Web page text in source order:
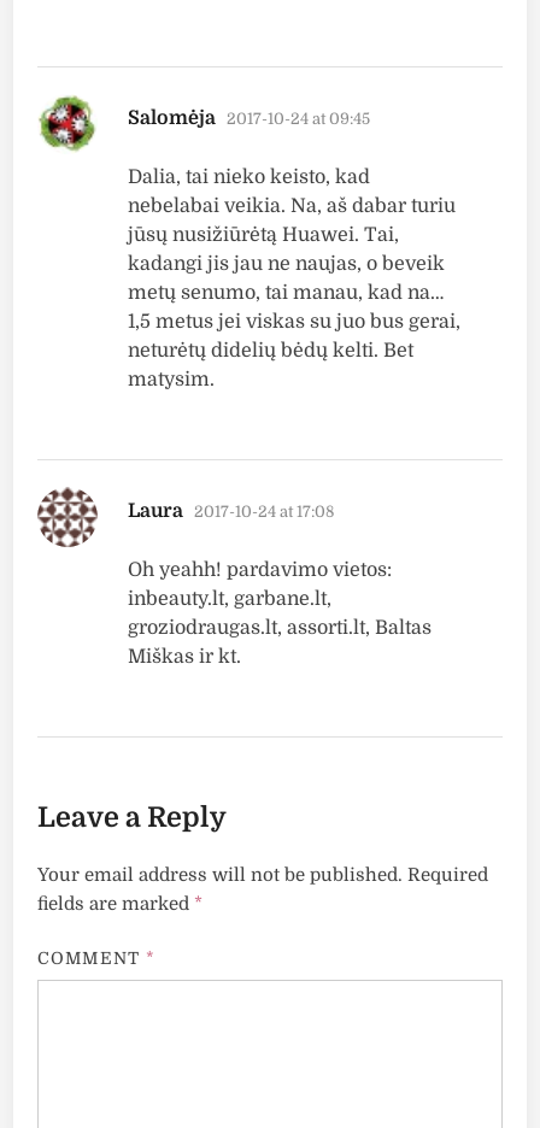
Salomėja says:
2017-10-24 at 09:45
Dalia, tai nieko keisto, kad
nebelabai veikia. Na, aš dabar turiu
jūsų nusižiūrėtą Huawei. Tai,
kadangi jis jau ne naujas, o beveik
metų senumo, tai manau, kad na…
1,5 metus jei viskas su juo bus gerai,
neturėtų didelių bėdų kelti. Bet
matysim.
Laura says:
2017-10-24 at 17:08
Oh yeahh! pardavimo vietos:
inbeauty.lt, garbane.lt,
groziodraugas.lt, assorti.lt, Baltas
Miškas ir kt.
Leave a Reply
Your email address will not be published. Required
fields are marked *
COMMENT *